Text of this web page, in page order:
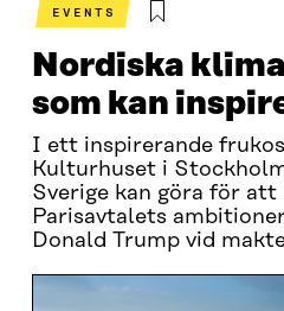
EVENTS
Nordiska
som kan
I ett inspirerande
Kulturhuset i
Sverige kan göra för
Parisavtalets
Donald Trump vid